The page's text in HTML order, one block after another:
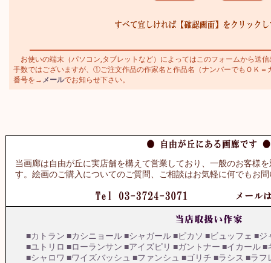
お使いの端末（パソコン,タブレットなど）によってはこのフォームから送
手数ではございますが、①ご注文作品の作家名と作品名（ナンバーでもＯＫ
番号を→ メールでお知らせ下さい。
当画廊は自由が丘に実店舗を構えて営業しており、一般のお客様
す。絵画のご購入についてのご質問、ご相談はお気軽に何でもお
■カトラン ■カシニョール■シャガール■ピカソ ■ビュッフェ ■ジ
■ユトリロ ■ローランサン ■アイズピリ ■ガントナー ■イカール■
■シャロワ ■ワイズバッシュ ■ファンシュ ■ゴリチ ■ラシス ■ラフ